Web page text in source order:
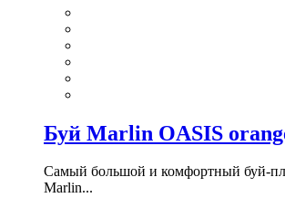
Буй Marlin OASIS
Самый большой и комфортный буй-
Marlin...